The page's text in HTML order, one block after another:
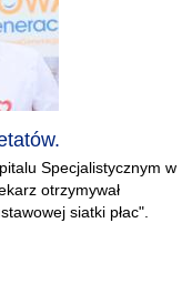
Specjalistycznym w
otrzymywał
siatki płac".